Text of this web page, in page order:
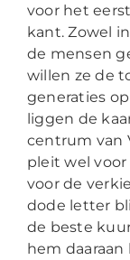
voor het
kant. Zowel
de mensen
willen ze de
generaties
liggen de
centrum van
pleit wel voor
voor de
dode letter
de beste
hem daaraan